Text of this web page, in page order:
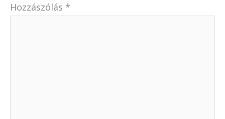
Hozzászólás *